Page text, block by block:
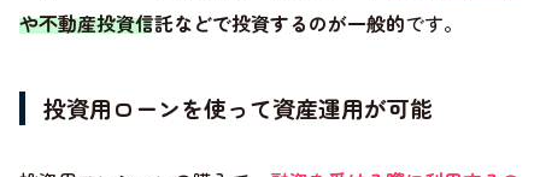
や不動産投資信託などで投資するのが一般的です。
投資用ローンを使って資産運用が可能